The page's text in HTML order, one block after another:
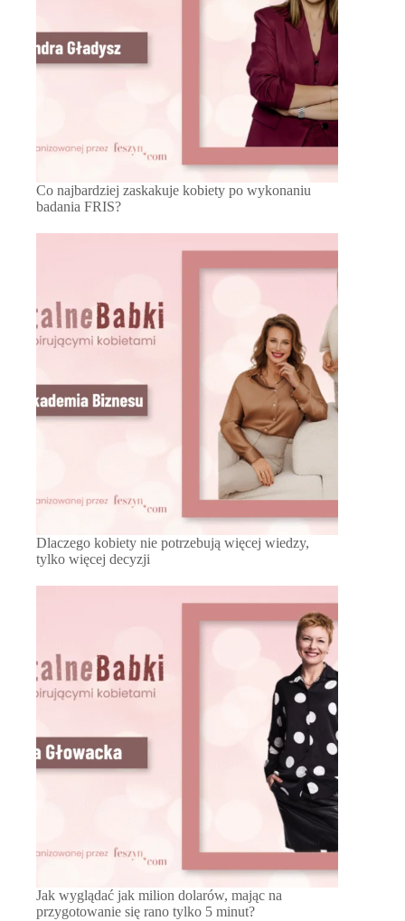
Co najbardziej zaskakuje kobiety po wykonaniu
badania FRIS?
Dlaczego kobiety nie potrzebują więcej wiedzy,
tylko więcej decyzji
Jak wyglądać jak milion dolarów, mając na
przygotowanie się rano tylko 5 minut?